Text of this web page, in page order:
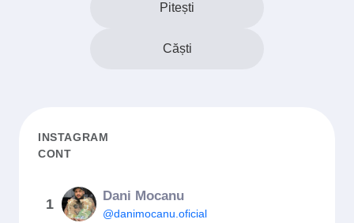
Pitești
Căști
INSTAGRAM
CONT
1
Dani Mocanu
@danimocanu.oficial